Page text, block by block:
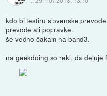
kdo bi testiru slovenske
prevode ali popravke.
še vedno čakam na band3.
na geekdoing so rekl, da deluje